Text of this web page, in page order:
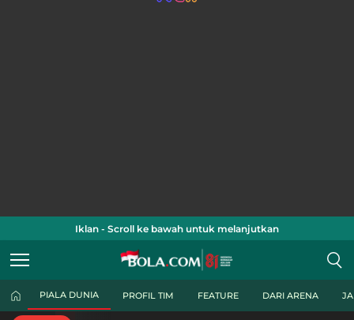
Iklan - Scroll ke bawah untuk melanjutkan
PIALA DUNIA PROFIL TIM FEATURE DARI ARENA